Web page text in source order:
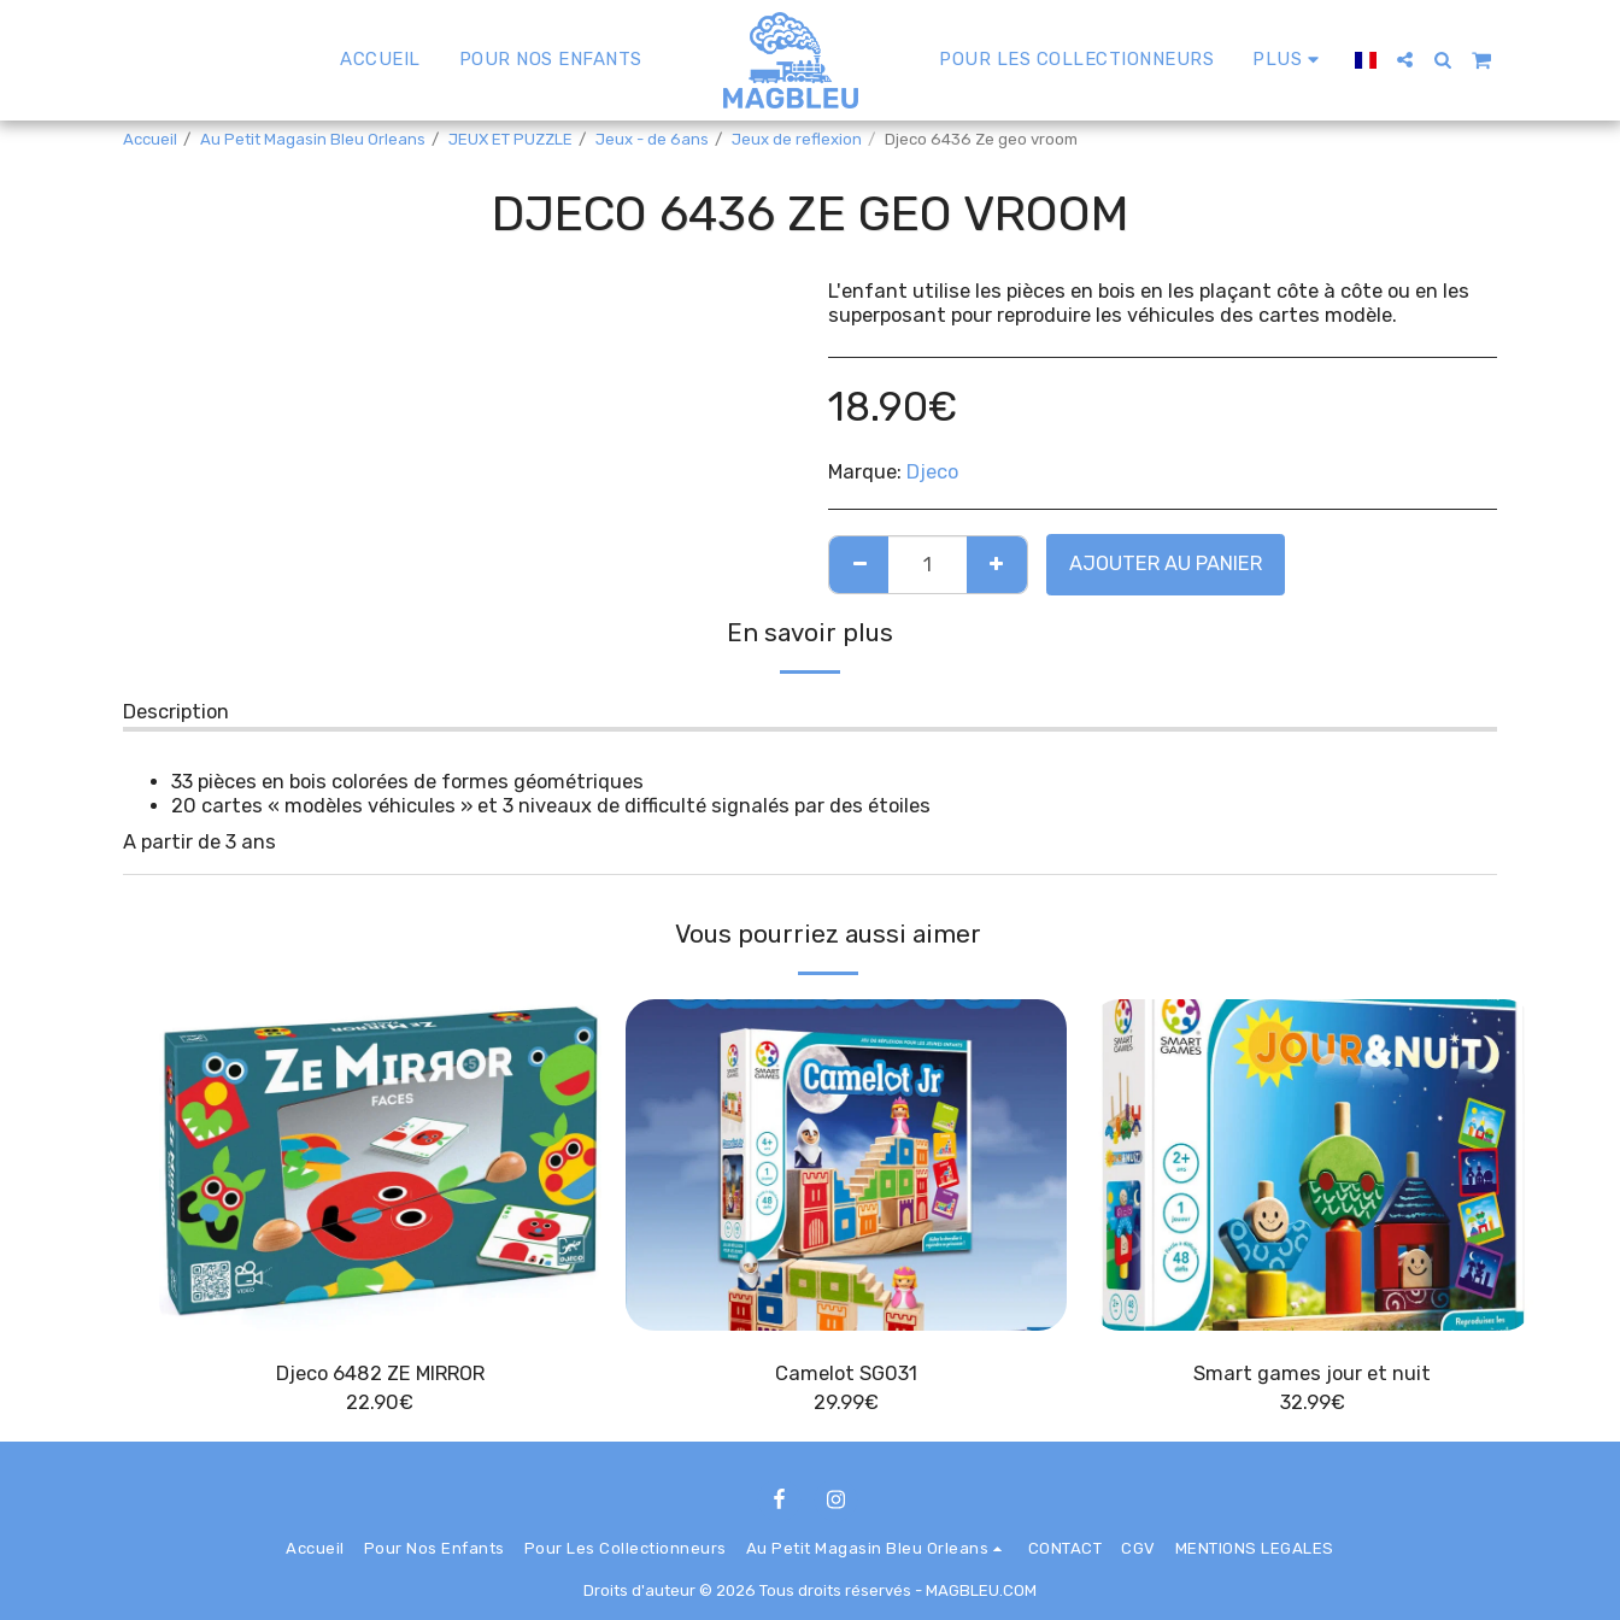
ACCUEIL POUR NOS ENFANTS POUR LES COLLECTIONNEURS PLUS
Accueil Au Petit Magasin Bleu Orleans JEUX ET PUZZLE Jeux - de 6ans Jeux de reflexion Djeco 6436 Ze geo vroom
DJECO 6436 ZE GEO VROOM
L'enfant utilise les pièces en bois en les plaçant côte à côte ou en les
superposant pour reproduire les véhicules des cartes modèle.
18.90€
Marque: Djeco
AJOUTER AU PANIER
En savoir plus
Description
33 pièces en bois colorées de formes géométriques
20 cartes « modèles véhicules » et 3 niveaux de difficulté signalés par des étoiles
A partir de 3 ans
Vous pourriez aussi aimer
Djeco 6482 ZE MIRROR
22.90€
Camelot SG031
29.99€
Smart games jour et nuit
32.99€
Accueil Pour Nos Enfants Pour Les Collectionneurs Au Petit Magasin Bleu Orleans CONTACT CGV MENTIONS LEGALES
Droits d'auteur © 2026 Tous droits réservés - MAGBLEU.COM